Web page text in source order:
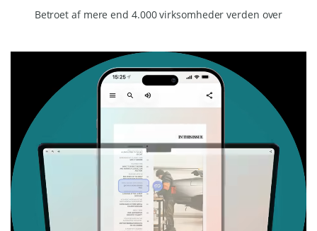
Betroet af mere end 4.000 virksomheder verden over